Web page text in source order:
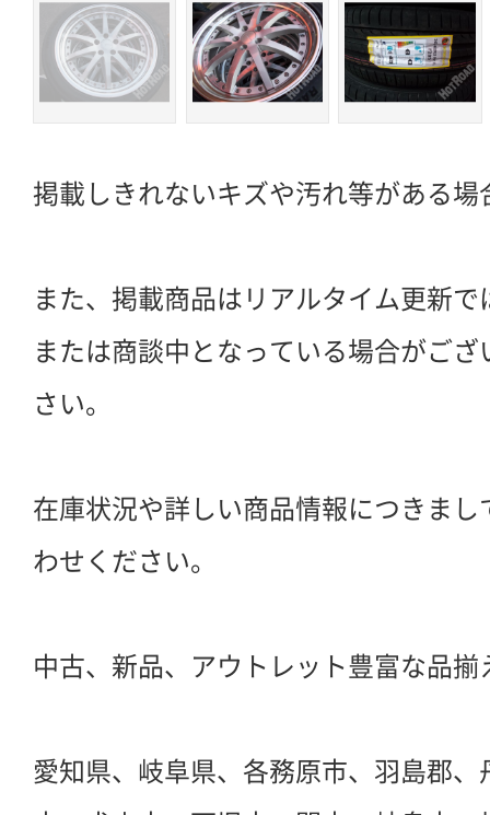
掲載しきれないキズや汚れ等がある場
また、掲載商品はリアルタイム更新
または商談中となっている場合がご
さい。
在庫状況や詳しい商品情報につきま
わせください。
中古、新品、アウトレット豊富な品揃
愛知県、岐阜県、各務原市、羽島郡